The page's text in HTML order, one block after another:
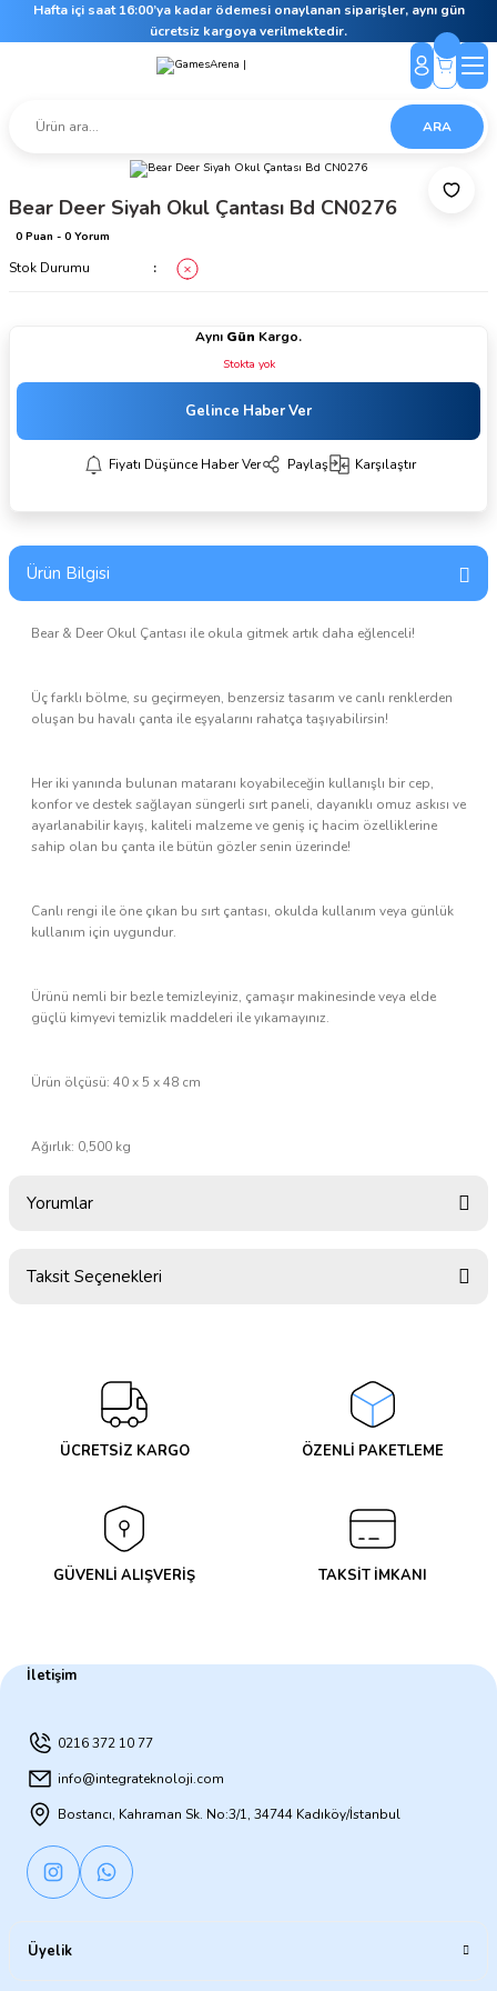
Hafta içi saat 16:00’ya kadar ödemesi onaylanan siparişler, aynı gün
ücretsiz kargoya verilmektedir.
ARA
Bear Deer Siyah Okul Çantası Bd CN0276
0 Puan - 0 Yorum
Stok Durumu
Aynı Gün Kargo.
Stokta yok
Gelince Haber Ver
Fiyatı Düşünce Haber Ver Paylaş Karşılaştır
Ürün Bilgisi
Bear & Deer Okul Çantası ile okula gitmek artık daha eğlenceli!
Üç farklı bölme, su geçirmeyen, benzersiz tasarım ve canlı renklerden
oluşan bu havalı çanta ile eşyalarını rahatça taşıyabilirsin!
Her iki yanında bulunan mataranı koyabileceğin kullanışlı bir cep,
konfor ve destek sağlayan süngerli sırt paneli, dayanıklı omuz askısı ve
ayarlanabilir kayış, kaliteli malzeme ve geniş iç hacim özelliklerine
sahip olan bu çanta ile bütün gözler senin üzerinde!
Canlı rengi ile öne çıkan bu sırt çantası, okulda kullanım veya günlük
kullanım için uygundur.
Ürünü nemli bir bezle temizleyiniz, çamaşır makinesinde veya elde
güçlü kimyevi temizlik maddeleri ile yıkamayınız.
Ürün ölçüsü: 40 x 5 x 48 cm
Ağırlık: 0,500 kg
Yorumlar
Taksit Seçenekleri
ÜCRETSİZ KARGO ÖZENLİ PAKETLEME
GÜVENLİ ALIŞVERİŞ TAKSİT İMKANI
İletişim
0216 372 10 77
info@integrateknoloji.com
Bostancı, Kahraman Sk. No:3/1, 34744 Kadıköy/İstanbul
Üyelik